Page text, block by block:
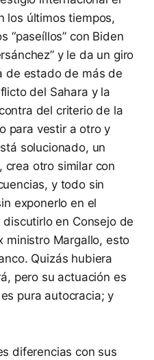
los últimos tiempos,
“paseíllos” con Biden
y le da un giro
de estado de más de
del Sahara y la
del criterio de la
para vestir a otro y
solucionado, un
crea otro similar con
y todo sin
exponerlo en el
en Consejo de
ministro Margallo, esto
Quizás hubiera
pero su actuación es
pura autocracia; y
diferencias con sus